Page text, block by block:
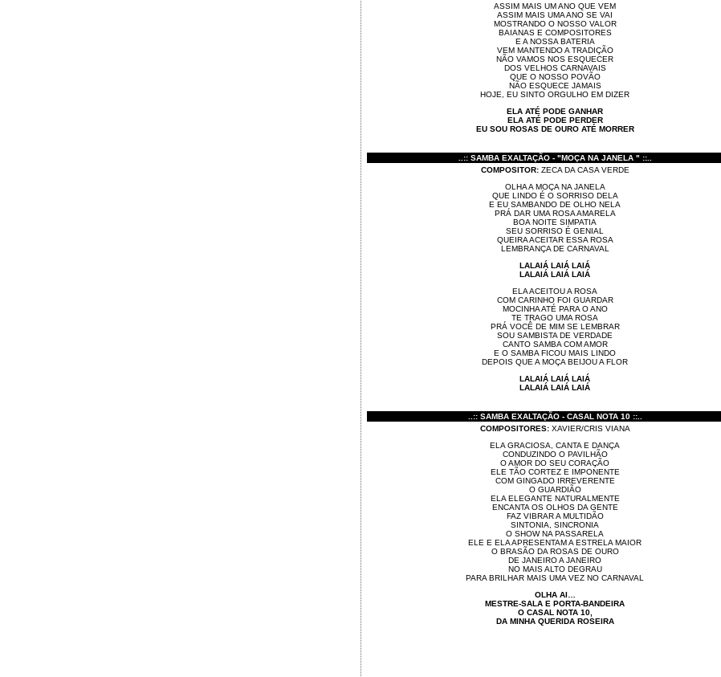
ASSIM MAIS UM ANO QUE VEM
ASSIM MAIS UMA ANO SE VAI
MOSTRANDO O NOSSO VALOR
BAIANAS E COMPOSITORES
E A NOSSA BATERIA
VEM MANTENDO A TRADIÇÃO
NÃO VAMOS NOS ESQUECER
DOS VELHOS CARNAVAIS
QUE O NOSSO POVÃO
NÃO ESQUECE JAMAIS
HOJE, EU SINTO ORGULHO EM DIZER
ELA ATÉ PODE GANHAR
ELA ATÉ PODE PERDER
EU SOU ROSAS DE OURO ATÉ MORRER
..:: SAMBA EXALTAÇÃO - "MOÇA NA JANELA " ::..
COMPOSITOR:ZECA DA CASA VERDE
OLHA A MOÇA NA JANELA
QUE LINDO É O SORRISO DELA
E EU SAMBANDO DE OLHO NELA
PRÁ DAR UMA ROSA AMARELA
BOA NOITE SIMPATIA
SEU SORRISO É GENIAL
QUEIRA ACEITAR ESSA ROSA
LEMBRANÇA DE CARNAVAL
LALAIÁ LAIÁ LAIÁ
LALAIÁ LAIÁ LAIÁ
ELA ACEITOU A ROSA
COM CARINHO FOI GUARDAR
MOCINHA ATÉ PARA O ANO
TE TRAGO UMA ROSA
PRÁ VOCÊ DE MIM SE LEMBRAR
SOU SAMBISTA DE VERDADE
CANTO SAMBA COM AMOR
E O SAMBA FICOU MAIS LINDO
DEPOIS QUE A MOÇA BEIJOU A FLOR
LALAIÁ LAIÁ LAIÁ
LALAIÁ LAIÁ LAIÁ
..:: SAMBA EXALTAÇÃO - CASAL NOTA 10 ::..
COMPOSITORES:XAVIER/CRIS VIANA
ELA GRACIOSA, CANTA E DANÇA
CONDUZINDO O PAVILHÃO
O AMOR DO SEU CORAÇÃO
ELE TÃO CORTEZ E IMPONENTE
COM GINGADO IRREVERENTE
O GUARDIÃO
ELA ELEGANTE NATURALMENTE
ENCANTA OS OLHOS DA GENTE
FAZ VIBRAR A MULTIDÃO
SINTONIA, SINCRONIA
O SHOW NA PASSARELA
ELE E ELA APRESENTAM A ESTRELA MAIOR
O BRASÃO DA ROSAS DE OURO
DE JANEIRO A JANEIRO
NO MAIS ALTO DEGRAU
PARA BRILHAR MAIS UMA VEZ NO CARNAVAL
OLHA AI…
MESTRE-SALA E PORTA-BANDEIRA
O CASAL NOTA 10,
DA MINHA QUERIDA ROSEIRA